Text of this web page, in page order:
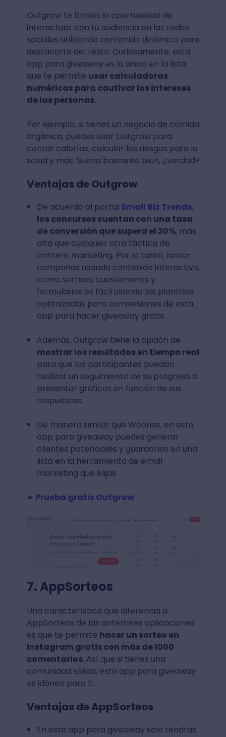
Outgrow te brinda la oportunidad de
interactuar con tu audiencia en las redes
sociales utilizando contenido dinámico para
destacarte del resto. Curiosamente, esta
app para giveaway es la única en la lista
que te permite usar calculadoras
numéricas para cautivar los intereses
de las personas.
Por ejemplo, si tienes un negocio de comida
orgánica, puedes usar Outgrow para
contar calorías, calcular los riesgos para la
salud y más. Suena bastante bien, ¿verdad?
Ventajas de Outgrow
De acuerdo al portal Small Biz Trends,
los concursos cuentan con una tasa
de conversión que supera el 30%, más
alta que cualquier otra táctica de
content marketing. Por lo tanto, lanzar
campañas usando contenido interactivo,
como sorteos, cuestionarios y
formularios es fácil usando las plantillas
optimizadas para conversiones de esta
app para hacer giveaway gratis.
Además, Outgrow tiene la opción de
mostrar los resultados en tiempo real
para que los participantes puedan
realizar un seguimiento de su progreso o
presentar gráficos en función de sus
respuestas.
De manera similar que Woorise, en esta
app para giveaway puedes generar
clientes potenciales y guardarlos en una
lista en la herramienta de email
marketing que elijas.
➤ Prueba gratis Outgrow
7. AppSorteos
Una característica que diferencia a
AppSorteos de las anteriores aplicaciones
es que te permite hacer un sorteo en
Instagram gratis con más de 1000
comentarios. Así que si tienes una
comunidad sólida, esta app para giveaway
es idónea para ti.
Ventajas de AppSorteos
En esta app para giveaway solo tendrás